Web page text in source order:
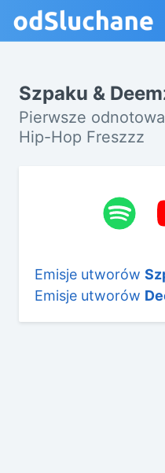
Szpaku &
Pierwsze
Hip-Hop Freszzz
Emisje utworów
Emisje utworów